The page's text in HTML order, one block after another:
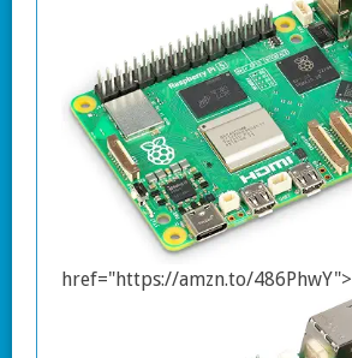
href="https://amzn.to/486PhwY">